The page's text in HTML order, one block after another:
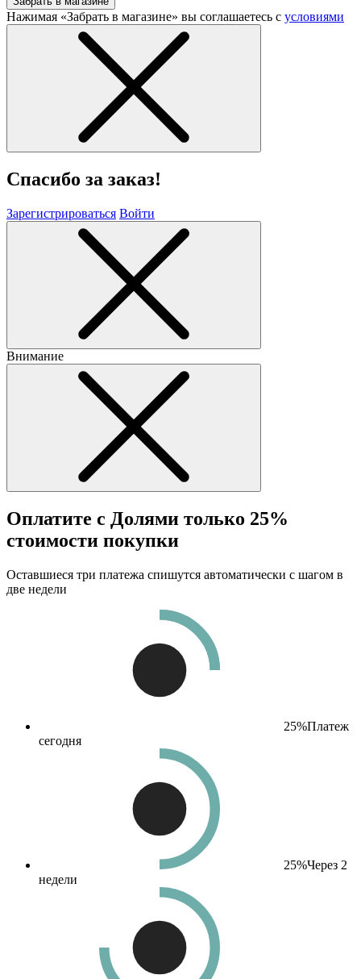
Нажимая «Забрать в магазине» вы соглашаетесь с условиями
Спасибо за заказ!
Зарегистрироваться Войти
Внимание
Оплатите с Долями только 25%
стоимости покупки
Оставшиеся три платежа спишутся автоматически с шагом в
две недели
25%Платеж
сегодня
25%Через 2
недели